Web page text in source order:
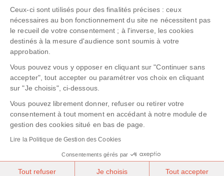
Ceux-ci sont utilisés pour des finalités précises : ceux
nécessaires au bon fonctionnement du site ne nécessitent pas
le recueil de votre consentement ; à l'inverse, les cookies
destinés à la mesure d'audience sont soumis à votre
approbation.
Vous pouvez vous y opposer en cliquant sur "Continuer sans
accepter", tout accepter ou paramétrer vos choix en cliquant
sur "Je choisis", ci-dessous.
Vous pouvez librement donner, refuser ou retirer votre
consentement à tout moment en accédant à notre module de
gestion des cookies situé en bas de page.
Lire la Politique de Gestion des Cookies
Consentements gérés par
Tout refuser Je choisis Tout accepter
PARTAGEZ ! 31 juillet 2023 ELSA CAUDERAY
Genre & habitat : regards croisés des
partenaires de la Fondation pour le
SUIVEZ-NOUS!
Formulaire de contact
Fondation pour le Logement© 2026. Tous droits réservés
Made with passion byFaireprod|Mentions légales|Données